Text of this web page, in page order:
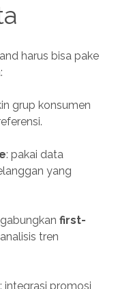
harus bisa pake
grup konsumen
: pakai data
yang
first-
tren
: integrasi promosi